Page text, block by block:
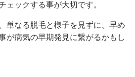
ェックする事が大切です。
単なる脱毛と様子を見ずに、早め
が病気の早期発見に繋がるかもし